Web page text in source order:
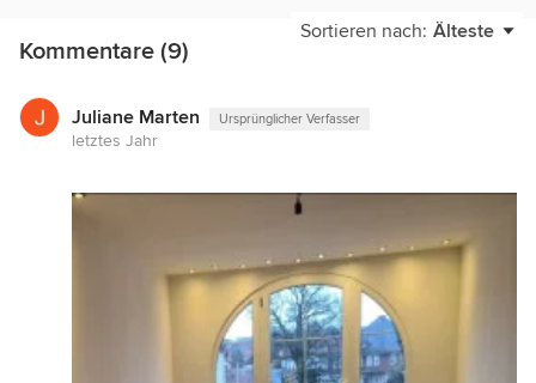
(Schiene zwischen Wand & Lämpchen) angebracht
werden und sich der Fenster / Türhöhe
hochgezogen sollte das mittlere Rollo der Tür nicht
im Wege sein - das ist natürlich zu bedenken.
Sortieren nach: Älteste
Kommentare (9)
Juliane Marten Ursprünglicher Verfasser
letztes Jahr